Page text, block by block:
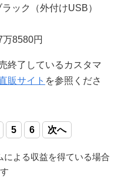
ック（外付けUSB）
8580円
終了しているカスタマ
販サイト を参照くださ
5 6 次へ
よる収益を得ている場合